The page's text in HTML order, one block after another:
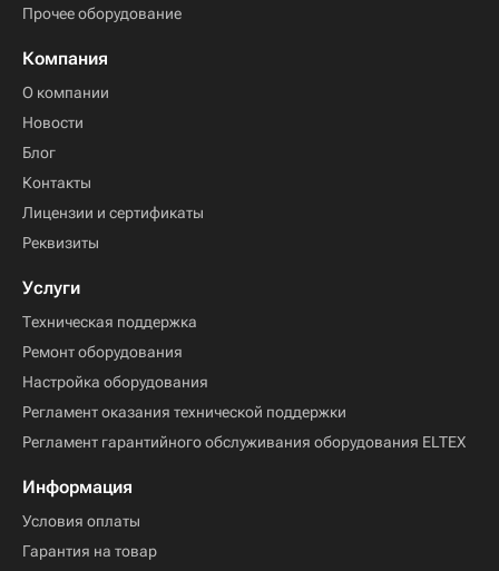
Прочее оборудование
Компания
О компании
Новости
Блог
Контакты
Лицензии и сертификаты
Реквизиты
Услуги
Техническая поддержка
Ремонт оборудования
Настройка оборудования
Регламент оказания технической поддержки
Регламент гарантийного обслуживания оборудования ELTEX
Информация
Условия оплаты
Гарантия на товар